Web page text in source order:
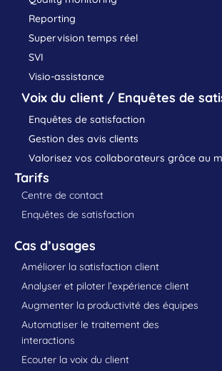
Reporting
Supervision temps réel
SVI
Visio-assistance
Voix du client / Enquêtes de
Enquêtes de satisfaction
Gestion des avis clients
Valorisez vos collaborateurs grâce au
Tarifs
Centre de contact
Enquêtes de satisfaction
Cas d’usages
Améliorer la satisfaction client
Analyser et piloter l’expérience client
Augmenter la productivité des équipes
Automatiser le traitement des
interactions
Ecouter la voix du client